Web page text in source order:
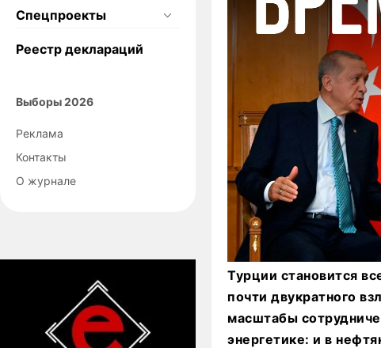
Спецпроекты
Реестр деклараций
Выборы 2026
Реклама
Контакты
О журнале
Турции становится
почти двукратного
масштабы
энергетике: и в